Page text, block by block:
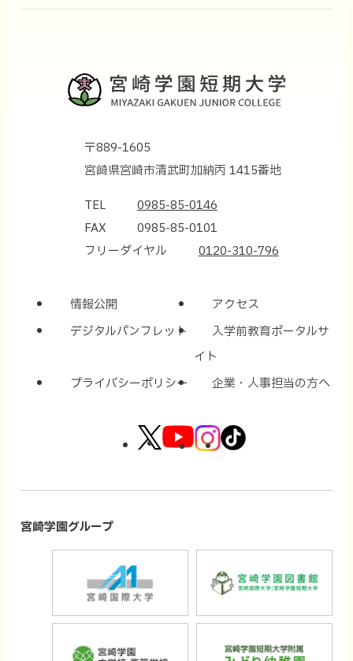
〒889-1605
宮崎県宮崎市清武町加納丙 1415番地
TEL
0985-85-0146
FAX
0985-85-0101
フリーダイヤル
0120-310-796
情報公開
アクセス
デジタルパンフレット
入学前教育ポータルサ
イト
プライバシーポリシー
企業・人事担当の方へ
外
ト
を
別
ウ
外
ト
ウ
外
ト
ウ
外
ト
を
別
ウ
イ
宮崎学園グループ
サ
サ